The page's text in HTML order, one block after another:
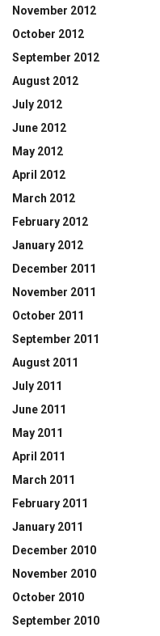
November 2012
October 2012
September 2012
August 2012
July 2012
June 2012
May 2012
April 2012
March 2012
February 2012
January 2012
December 2011
November 2011
October 2011
September 2011
August 2011
July 2011
June 2011
May 2011
April 2011
March 2011
February 2011
January 2011
December 2010
November 2010
October 2010
September 2010